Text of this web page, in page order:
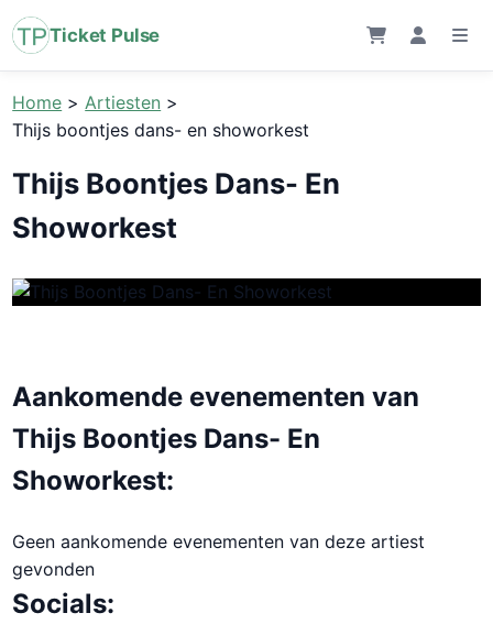
Ticket Pulse
Home >Artiesten >
Thijs boontjes dans- en showorkest
Thijs Boontjes Dans- En
Showorkest
Aankomende evenementen van
Thijs Boontjes Dans- En
Showorkest:
Geen aankomende evenementen van deze artiest
gevonden
Socials: